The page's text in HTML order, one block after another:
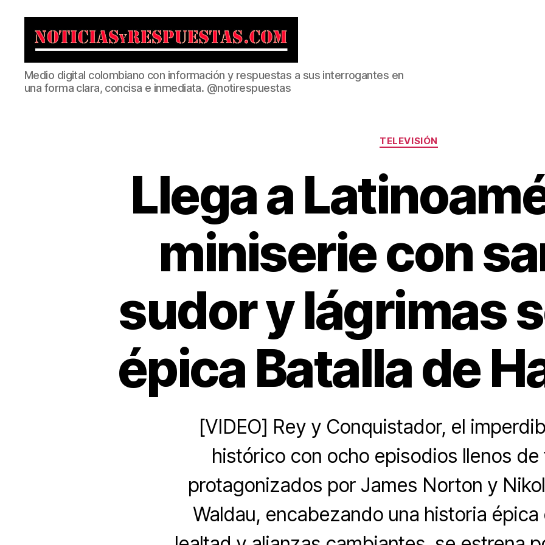
Noticias
y
Respuestas
Medio digital colombiano con información y respuestas a sus interrogantes en
una forma clara, concisa e inmediata. @notirespuestas
Categorías
TELEVISIÓN
Llega a
miniserie con
sudor y lágrimas
épica Batalla de
[VIDEO] Rey y Conquistador, el
histórico con ocho episodios llenos de
protagonizados por James Norton y
Waldau, encabezando una historia